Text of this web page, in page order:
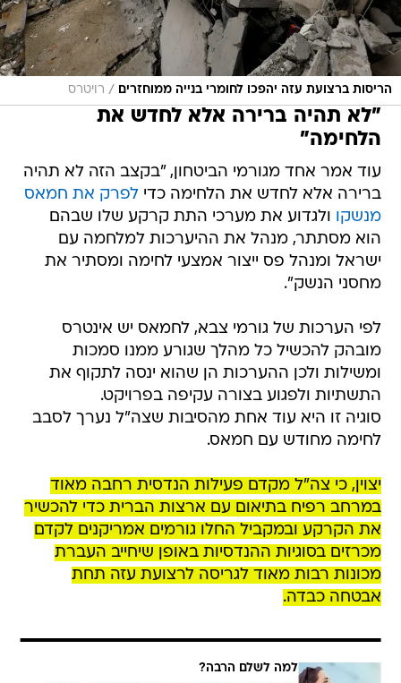
הריסות ברצועת עזה יהפכו לחומרי בנייה ממוחזרים / רויטרס
"לא תהיה ברירה אלא לחדש את
הלחימה"
עוד אמר אחד מגורמי הביטחון, "בקצב הזה לא תהיה
ברירה אלא לחדש את הלחימה כדילפרק את חמאס
מנשקו ולגדוע את מערכי התת קרקע שלו שבהם
הוא מסתתר, מנהל את ההיערכות למלחמה עם
ישראל ומנהל פס ייצור אמצעי לחימה ומסתיר את
מחסני הנשק".
לפי הערכות של גורמי צבא, לחמאס יש אינטרס
מובהק להכשיל כל מהלך שגורע ממנו סמכות
ומשילות ולכן ההערכות הן שהוא ינסה לתקוף את
התשתיות ולפגוע בצורה עקיפה בפרויקט.
סוגיה זו היא עוד אחת מהסיבות שצה"ל נערך לסבב
לחימה מחודש עם חמאס.
יצוין, כי צה"ל מקדם פעילות הנדסית רחבה מאוד
במרחב רפיח בתיאום עם ארצות הברית כדי להכשיר
את הקרקע ובמקביל החלו גורמים אמריקנים לקדם
מכרזים בסוגיות ההנדסיות באופן שיחייב העברת
מכונות רבות מאוד לגריסה לרצועת עזה תחת
אבטחה כבדה.
למה לשלם הרבה?